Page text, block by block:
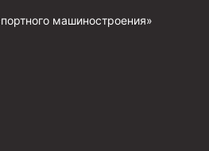
машиностроения»